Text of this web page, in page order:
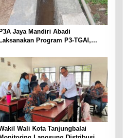
P3A Jaya Mandiri Abadi
Laksanakan Program P3-TGAI,
Wali Kota Tanjungbalai